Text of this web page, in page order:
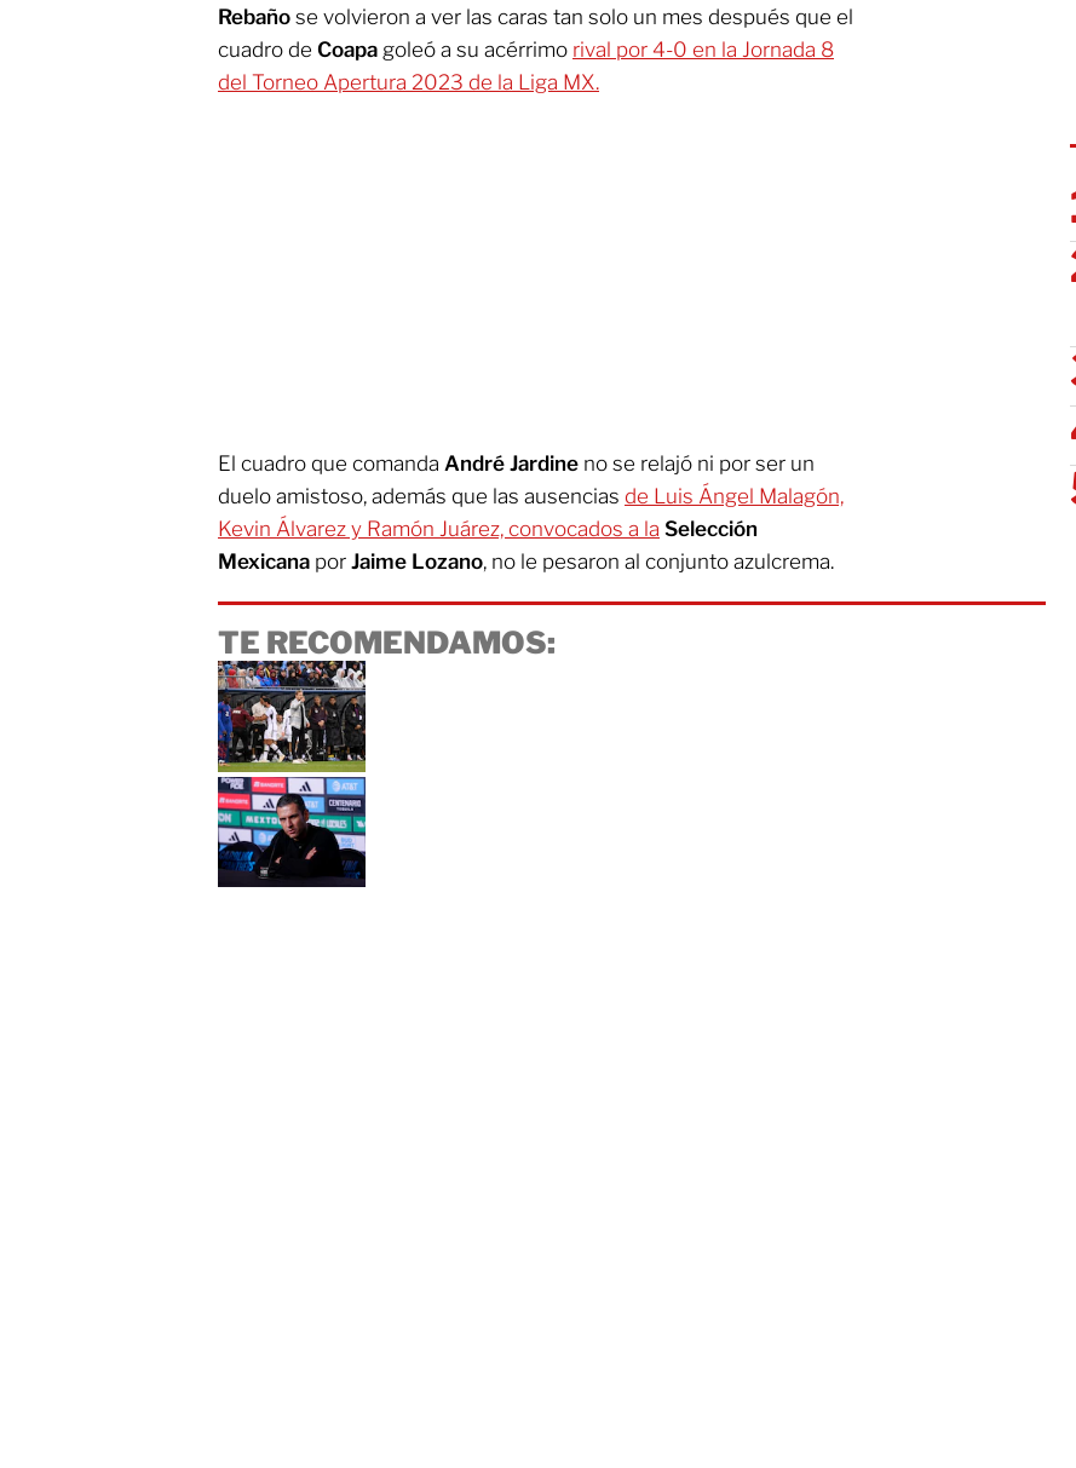
Rebaño se volvieron a ver las caras tan solo un mes después que el
cuadro de Coapa goleó a su acérrimo rival por 4-0 en la Jornada 8
del Torneo Apertura 2023 de la Liga MX.
El cuadro que comanda André Jardine no se relajó ni por ser un
duelo amistoso, además que las ausencias de Luis Ángel Malagón,
Kevin Álvarez y Ramón Juárez, convocados a la Selección
Mexicana por Jaime Lozano, no le pesaron al conjunto azulcrema.
TE RECOMENDAMOS: